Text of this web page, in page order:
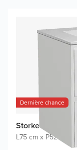
Dernière chance
Storke Seda
L75 cm x P52 cm